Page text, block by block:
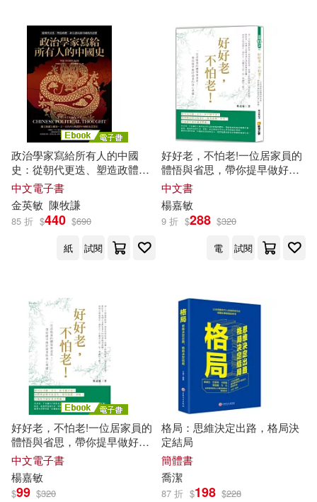
苫野一德(2) 范並思等(2)
莉莎‧潔諾娃(2) 菅原健一(2)
華特．班雅明(2)
菲力醫師（Doc Felix）(2)
葉啟政(2)
葛洛莉亞．瑪珂博士(2)
葛蘭．薩巴帝爾(2)
蘿蘋˙A.˙潔思(2)
裘德．康恩(2)
西格蒙德．佛洛伊德(2)
良品文化(4)
華東理工大學出版社(4)
遼寧大學出版社(4) 韋伯(4)
龍門書局(4)
CBETA 財團法人佛教電子佛典基金
三采(3)
上海外語教育出版社(3)
上海科技教育出版社(3)
世一(3) 世茂(3)
中共黨史出版社(3)
政治學家寫給所有人的中國
史：從朝代更迭、塑造政體、
身分認同談中國政治思想 (電子
書)
中文電子書
金英敏 陳牧謙
85 折 $440 $690
紙
試閱
好好老，不怕老!一位居家員的
體悟與省思，帶你提早做好迎
老的身心準備!
中文書
楊嘉敏
9 折 $288 $320
電
試閱
好好老，不怕老!一位居家員的
體悟與省思，帶你提早做好迎
老的身心準備! (電子書)
中文電子書
楊嘉敏
$99 $320
格局：思維決定出路，格局決
定結局
簡體書
喬潔
87 折 $198 $228